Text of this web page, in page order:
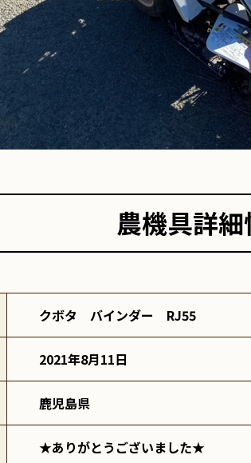
農機具詳
クボタ バインダー RJ55
2021年8月11日
鹿児島県
★ありがとうございました★